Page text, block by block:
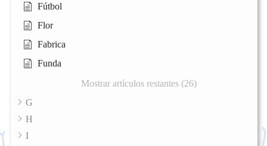
Fútbol
Flor
Fabrica
Funda
Mostrar artículos restantes (26)
G
H
I